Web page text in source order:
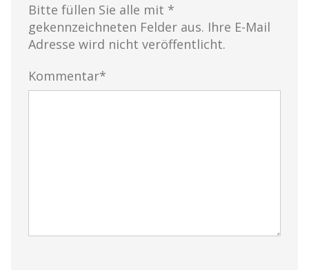
Bitte füllen Sie alle mit *
gekennzeichneten Felder aus. Ihre E-Mail
Adresse wird nicht veröffentlicht.
Kommentar*